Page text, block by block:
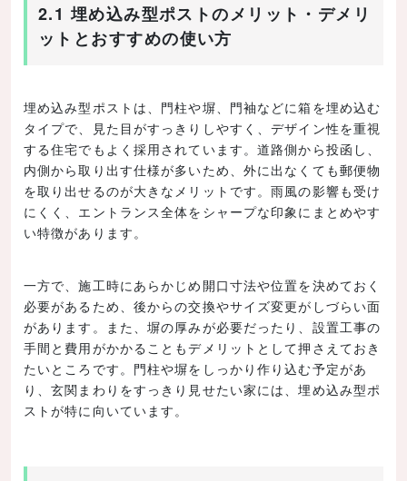
2.1 埋め込み型ポストのメリット・デメリ
ットとおすすめの使い方
埋め込み型ポストは、門柱や塀、門袖などに箱を埋め込む
タイプで、見た目がすっきりしやすく、デザイン性を重視
する住宅でもよく採用されています。道路側から投函し、
内側から取り出す仕様が多いため、外に出なくても郵便物
を取り出せるのが大きなメリットです。雨風の影響も受け
にくく、エントランス全体をシャープな印象にまとめやす
い特徴があります。
一方で、施工時にあらかじめ開口寸法や位置を決めておく
必要があるため、後からの交換やサイズ変更がしづらい面
があります。また、塀の厚みが必要だったり、設置工事の
手間と費用がかかることもデメリットとして押さえておき
たいところです。門柱や塀をしっかり作り込む予定があ
り、玄関まわりをすっきり見せたい家には、埋め込み型ポ
ストが特に向いています。